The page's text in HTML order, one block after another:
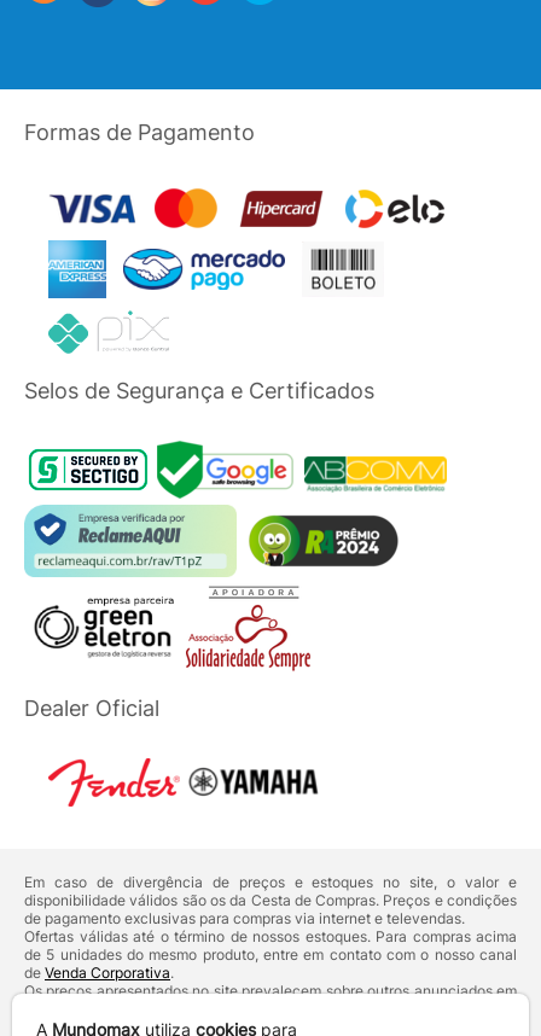
Formas de Pagamento
Selos de Segurança e Certificados
Dealer Oficial
Em caso de divergência de preços e estoques no site, o valor e
disponibilidade válidos são os da Cesta de Compras. Preços e condições
de pagamento exclusivas para compras via internet e televendas.
Ofertas válidas até o término de nossos estoques. Para compras acima
de 5 unidades do mesmo produto, entre em contato com o nosso canal
de Venda Corporativa.
Os preços apresentados no site prevalecem sobre outros anunciados em
Defesa do Consumidor:Lei nº 8.078.
A Mundomax utiliza cookiespara